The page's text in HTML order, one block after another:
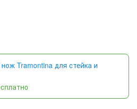
Tramontina для стейка и